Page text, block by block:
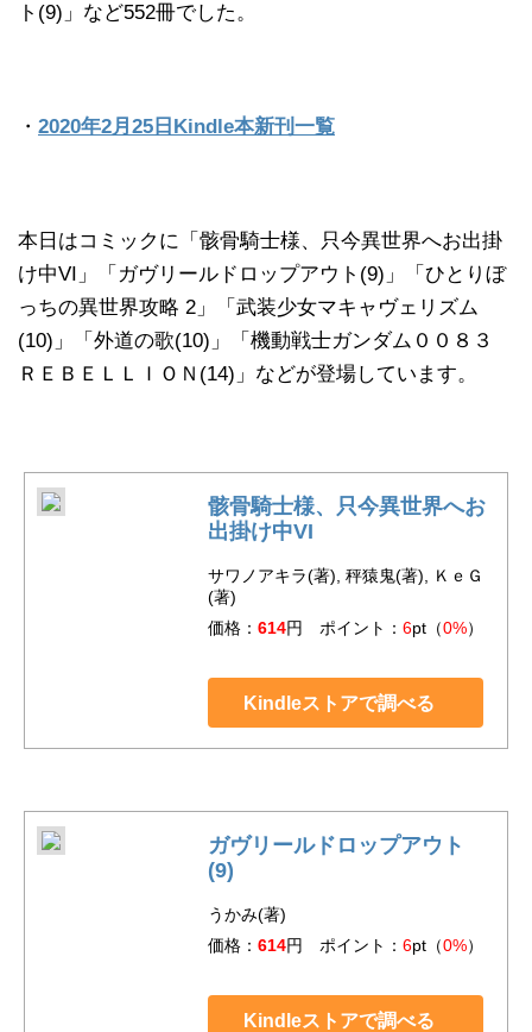
ト(9)」など552冊でした。
・ 2020年2月25日Kindle本新刊一覧
本日はコミックに「骸骨騎士様、只今異世界へお出掛
け中VI」「ガヴリールドロップアウト(9)」「ひとりぼ
っちの異世界攻略 2」「武装少女マキャヴェリズム
(10)」「外道の歌(10)」「機動戦士ガンダム００８３
ＲＥＢＥＬＬＩＯＮ(14)」などが登場しています。
骸骨騎士様、只今異世界へお
出掛け中VI
サワノアキラ(著), 秤猿鬼(著), ＫｅＧ
(著)
価格： 614円 ポイント： 6pt（0%）
Kindleストアで調べる
ガヴリールドロップアウト
(9)
うかみ(著)
価格： 614円 ポイント： 6pt（0%）
Kindleストアで調べる